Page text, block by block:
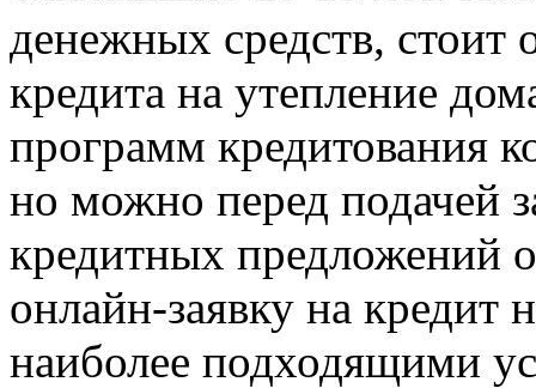
денежных средств, стоит
кредита на утепление
программ кредитования
но можно перед подачей
кредитных предложений
онлайн-заявку на кредит
наиболее подходящими